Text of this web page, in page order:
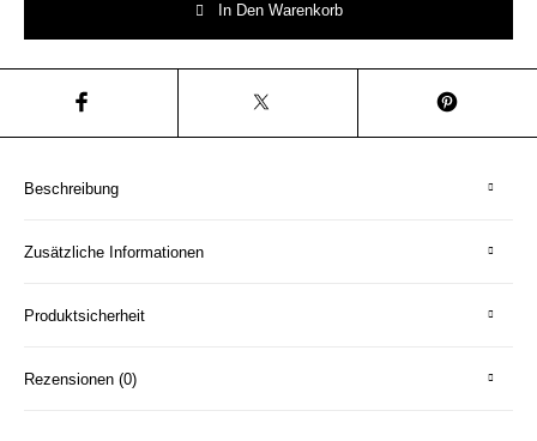
In Den Warenkorb
Beschreibung
Zusätzliche Informationen
Produktsicherheit
Rezensionen (0)